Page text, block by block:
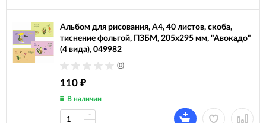
Альбом для рисования, А4, 40 листов, скоба,
тиснение фольгой, ПЗБМ, 205х295 мм, "Авокадо"
(4 вида), 049982
(0)
110 ₽
В наличии